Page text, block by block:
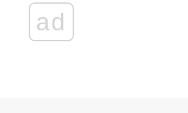
ad